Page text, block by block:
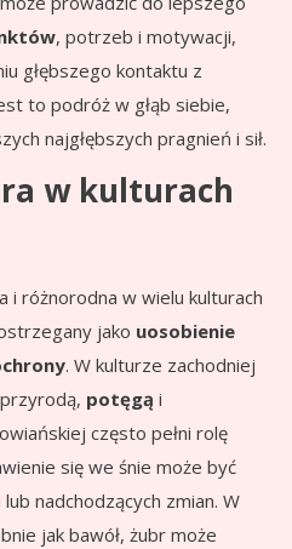
, potrzeb i motywacji,
głębszego kontaktu z
to podróż w głąb siebie,
najgłębszych pragnień i sił.
w kulturach
i różnorodna w wielu kulturach
jako uosobienie
. W kulturze zachodniej
potęgą i
często pełni rolę
się we śnie może być
nadchodzących zmian. W
jak bawół, żubr może